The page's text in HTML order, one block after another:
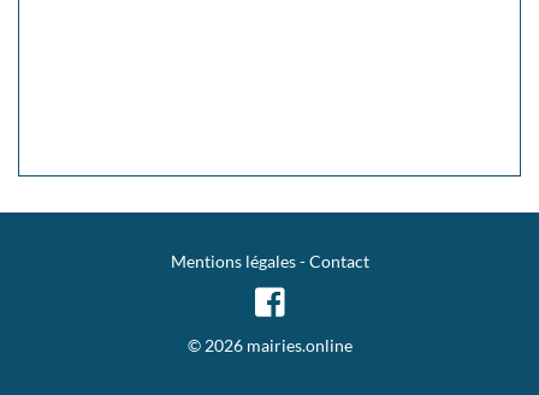
Mentions légales-Contact
© 2026 mairies.online